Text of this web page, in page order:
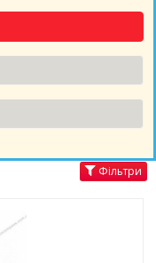
Фільтри